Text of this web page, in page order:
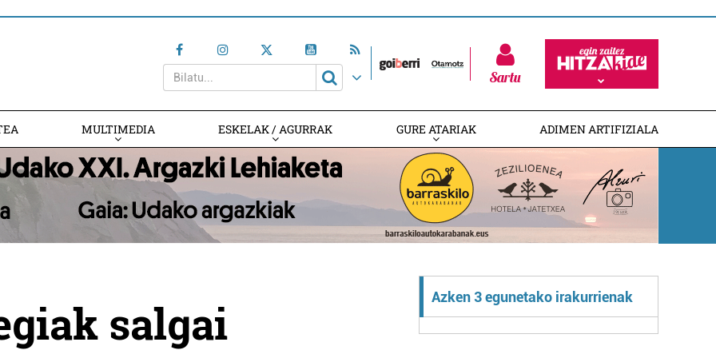
Sartu
MULTIMEDIA ESKELAK / AGURRAK GURE ATARIAK ADIMEN ARTIFIZIALA
salgai Azken 3 egunetako irakurrienak